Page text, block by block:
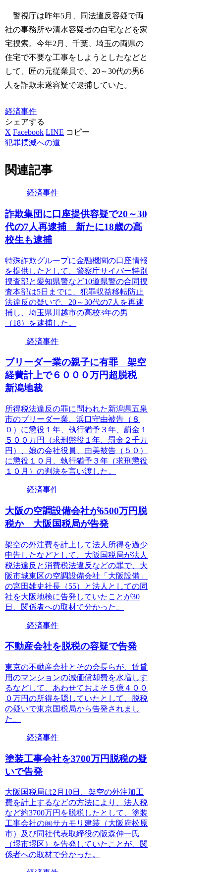
警視庁は昨年5月、同法違反容疑で両
社の事務所や清水容疑者の自宅などを家
宅捜索。今年2月、千葉、埼玉の両県の
住宅で不要な工事をしようとしたなどと
して、匠の元従業員で、20～30代の男6
人を詐欺未遂容疑で逮捕していた。
経済事件
シェアする
X Facebook LINE コピー
犯罪撲滅への道
関連記事
経済事件
詐欺集団に口座提供容疑で20～30
代の7人再逮捕 新たに18歳の高
校生も逮捕
特殊詐欺グループに金融機関の口座情報
を提供したとして、警察庁サイバー特別
捜査部と愛知県警など10道県警の合同捜
査本部は5日までに、犯罪収益移転防止
法違反の疑いで、20～30代の7人を再逮
捕し、埼玉県川越市の高校3年の男
（18）を逮捕した。
経済事件
ブリーダー業の親子に有罪 架空
経費計上で６０００万円超脱税
新潟地裁
所得税法違反の罪に問われた新潟県五泉
市のブリーダー業、浜口守由被告（８
０）に懲役１年、執行猶予３年、罰金１
５００万円（求刑懲役１年、罰金２千万
円）、娘の会社役員、由美被告（５０）
に懲役１０月、執行猶予３年（求刑懲役
１０月）の判決を言い渡した。
経済事件
大阪の空調設備会社が6500万円脱
税か 大阪国税局が告発
架空の外注費を計上して法人所得を過少
申告したなどとして、大阪国税局が法人
税法違反と消費税法違反などの罪で、大
阪市城東区の空調設備会社「大阪設備」
の宮田雄史社長（55）と法人としての同
社を大阪地検に告発していたことが30
日、関係者への取材で分かった。
経済事件
不動産会社を脱税の容疑で告発
東京の不動産会社とその会長らが、賃貸
用のマンションの減価償却費を水増しす
るなどして、あわせておよそ５億４００
０万円の所得を隠していたとして、脱税
の疑いで東京国税局から告発されまし
た。
経済事件
塗装工事会社を3700万円脱税の疑
いで告発
大阪国税局は2月10日、架空の外注加工
費を計上するなどの方法により、法人税
など約3700万円を脱税したとして、塗装
工事会社の㈱サカモリ建装（大阪府松原
市）及び同社代表取締役の阪森伸一氏
（堺市堺区）を告発していたことが、関
係者への取材で分かった。